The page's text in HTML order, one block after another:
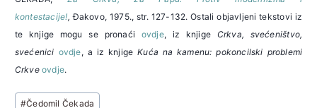
kontestacije!, Đakovo, 1975., str. 127-132. Ostali objavljeni tekstovi iz
te knjige mogu se pronaći ovdje, iz knjige Crkva, svećeništvo,
svećenici ovdje, a iz knjigeKuća na kamenu: pokoncilski problemi
Crkveovdje.
Post
#Čedomil Čekada